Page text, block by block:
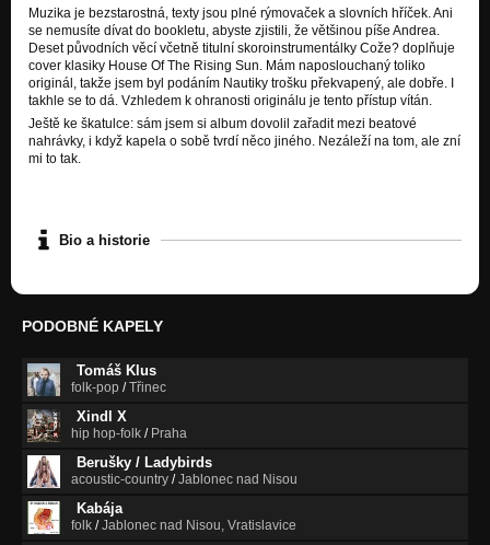
Muzika je bezstarostná, texty jsou plné rýmovaček a slovních hříček. Ani
se nemusíte dívat do bookletu, abyste zjistili, že většinou píše Andrea.
Deset původních věcí včetně titulní skoroinstrumentálky Cože? doplňuje
cover klasiky House Of The Rising Sun. Mám naposlouchaný toliko
originál, takže jsem byl podáním Nautiky trošku překvapený, ale dobře. I
takhle se to dá. Vzhledem k ohranosti originálu je tento přístup vítán.
Ještě ke škatulce: sám jsem si album dovolil zařadit mezi beatové
nahrávky, i když kapela o sobě tvrdí něco jiného. Nezáleží na tom, ale zní
mi to tak.
Bio a historie
PODOBNÉ KAPELY
Tomáš Klus
folk-pop /Třinec
Xindl X
hip hop-folk / Praha
Berušky / Ladybirds
acoustic-country /Jablonec nad Nisou
Kabája
folk /Jablonec nad Nisou, Vratislavice